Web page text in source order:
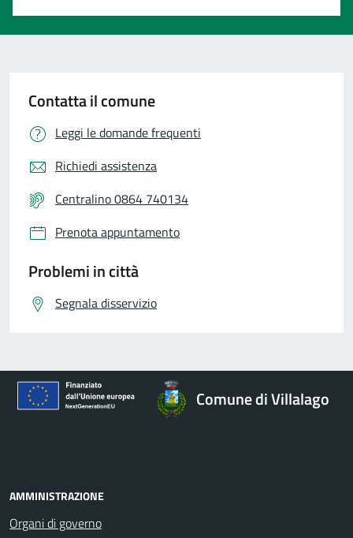
Contatta il comune
Leggi le domande frequenti
Richiedi assistenza
Centralino 0864 740134
Prenota appuntamento
Problemi in città
Segnala disservizio
Comune di Villalago
AMMINISTRAZIONE
Organi di governo